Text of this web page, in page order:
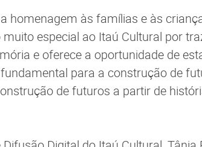
homenagem às famílias e às
especial ao Itaú Cultural por
e oferece a oportunidade de
para a construção de
de futuros a partir de